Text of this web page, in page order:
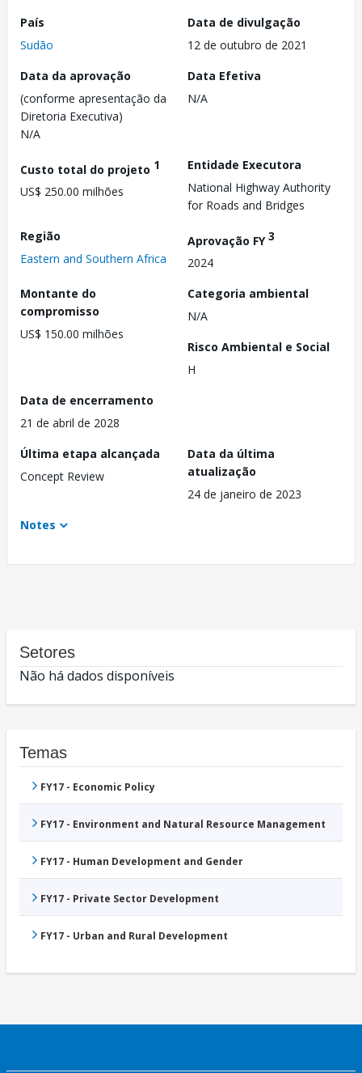
País
Sudão
Data de divulgação
12 de outubro de 2021
Data da aprovação
(conforme apresentação da
Diretoria Executiva)
N/A
Data Efetiva
N/A
Custo total do projeto 1
US$ 250.00 milhões
Entidade Executora
National Highway Authority
for Roads and Bridges
Região
Eastern and Southern Africa
Aprovação FY3
2024
Montante do
compromisso
US$ 150.00 milhões
Categoria ambiental
N/A
Risco Ambiental e Social
H
Data de encerramento
21 de abril de 2028
Última etapa alcançada
Concept Review
Data da última
atualização
24 de janeiro de 2023
Notes
Setores
Não há dados disponíveis
Temas
FY17 - Economic Policy
FY17 - Environment and Natural Resource Management
FY17 - Human Development and Gender
FY17 - Private Sector Development
FY17 - Urban and Rural Development